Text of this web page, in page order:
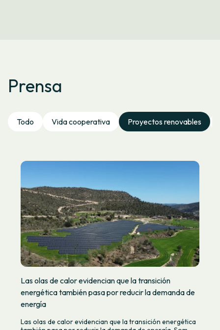
Prensa
Todo Vida cooperativa Proyectos renovables
Las olas de calor evidencian que la transición
energética también pasa por reducir la demanda de
energía
Las olas de calor evidencian que la transición energética